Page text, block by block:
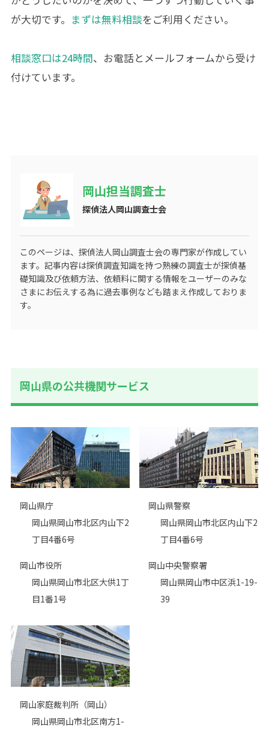
が大切です。 まずは無料相談をご利用ください。
相談窓口は24時間、お電話とメールフォームから受け
付けています。
岡山担当調査士
探偵法人岡山調査士会
このページは、探偵法人岡山調査士会の専門家が作成してい
ます。記事内容は探偵調査知識を持つ熟練の調査士が探偵基
礎知識及び依頼方法、依頼料に関する情報をユーザーのみな
さまにお伝えする為に過去事例なども踏まえ作成しておりま
す。
岡山県の公共機関サービス
岡山県庁
岡山県岡山市北区内山下2
丁目4番6号
岡山市役所
岡山県岡山市北区大供1丁
目1番1号
岡山県警察
岡山県岡山市北区内山下2
丁目4番6号
岡山中央警察署
岡山県岡山市中区浜1-19-
39
岡山家庭裁判所（岡山）
岡山県岡山市北区南方1-